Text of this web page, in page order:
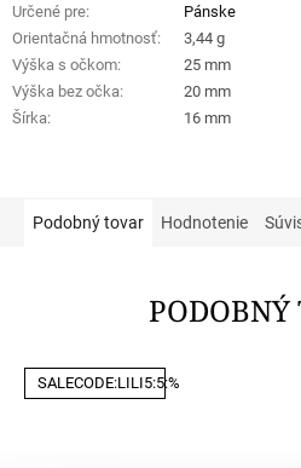
Určené pre:
Pánske
Orientačná hmotnosť:
3,44 g
Výška s očkom:
25 mm
Výška bez očka:
20 mm
Šírka: 16 mm
Podobný tovar Hodnotenie
PODOBNÝ
SALECODE:LILI5:5:%